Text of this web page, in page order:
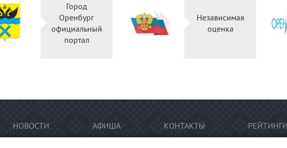
Город
Оренбург
официальный
портал
Независимая
оценка
НОВОСТИ АФИША КОНТАКТЫ РЕЙТИНГИ